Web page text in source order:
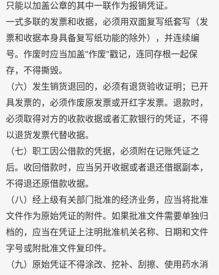
只能以加盖公章的其中一联作为报销凭证。
一式多联的发票和收据，必须用双面复写纸套写（发
票和收据本身具备复写纸功能的除外），并连续编
号。作废时应当加盖“作废”戳记，连同存根一起保
存，不得撕毁。
（六）发生销货退回的，必须有退货验收证明；已开
具发票的，必须作废原发票或开红字发票。退款时，
必须取得对方的收款收据或者汇款银行的凭证，不得
以退货发票代替收据。
（七）职工因公借款的凭据，必须附在记账凭证之
后。收回借款时，应当另开收据或者退还借据副本，
不得退还原借款收据。
（八）经上级有关部门批准的经济业务，应当将批准
文件作为原始凭证的附件。如果批准文件需要单独归
档的，应当在凭证上注明批准机关名称、日期和文件
字号或附批准文件复印件。
（九）原始凭证不得涂改、挖补、刮擦、使用药水消